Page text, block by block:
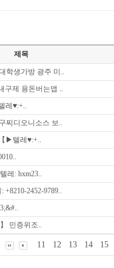
제목
학생가방 광주 미..
구제 용돈버는앱 ..
레♥:+..
찌디오니소스 보..
▶텔레♥:+..
레: hxm23..
2452-9789..
민증위조..
11 12 13 14 15